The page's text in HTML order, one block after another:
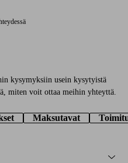
kysymyksiin usein kysytyistä
miten voit ottaa meihin yhteyttä.
Maksutavat